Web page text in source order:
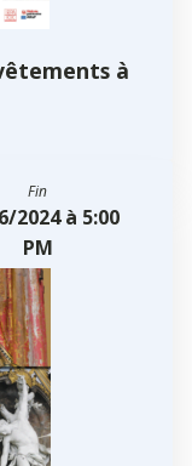
à
Fin
2024 à 5:00
PM